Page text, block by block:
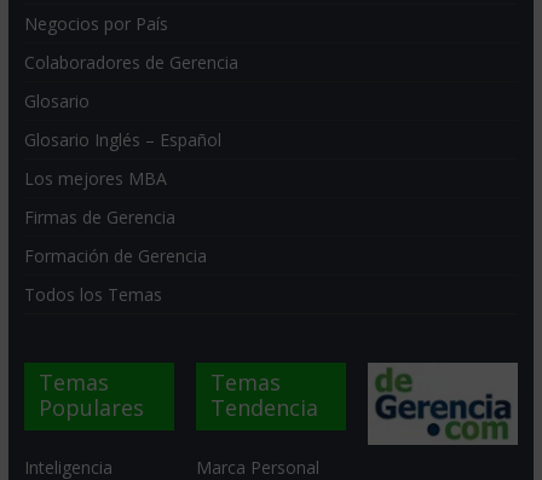
Negocios por País
Colaboradores de Gerencia
Glosario
Glosario Inglés – Español
Los mejores MBA
Firmas de Gerencia
Formación de Gerencia
Todos los Temas
Temas
Populares
Inteligencia
Temas
Tendencia
Marca Personal